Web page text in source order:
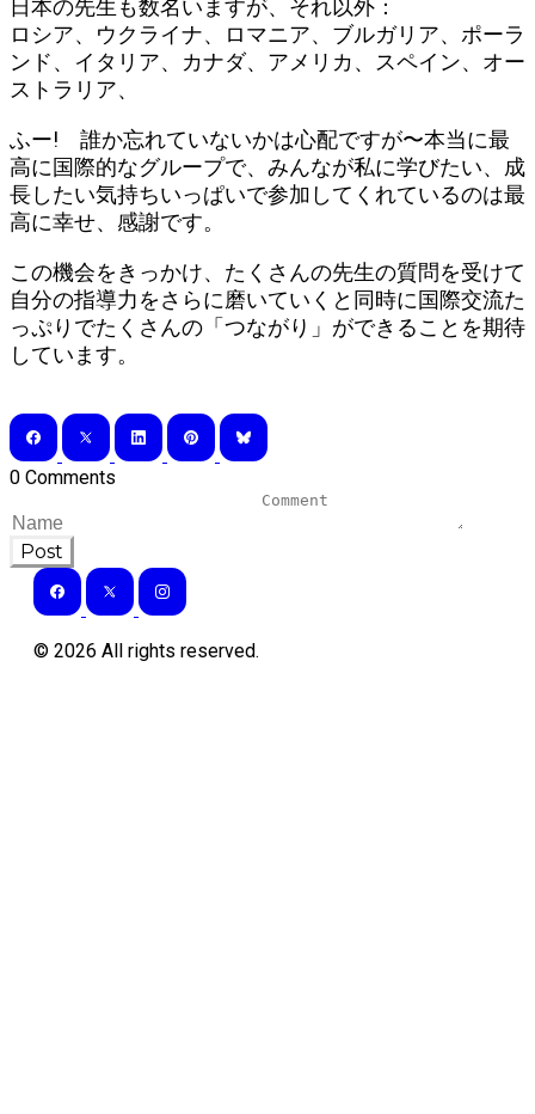
日本の先生も数名いますが、それ以外：
ロシア、ウクライナ、ロマニア、ブルガリア、ポーラ
ンド、イタリア、カナダ、アメリカ、スペイン、オー
ストラリア、
ふー! 誰か忘れていないかは心配ですが〜本当に最
高に国際的なグループで、みんなが私に学びたい、成
長したい気持ちいっぱいで参加してくれているのは最
高に幸せ、感謝です。
この機会をきっかけ、たくさんの先生の質問を受けて
自分の指導力をさらに磨いていくと同時に国際交流た
っぷりでたくさんの「つながり」ができることを期待
しています。
0 Comments
Post
© 2026 All rights reserved.